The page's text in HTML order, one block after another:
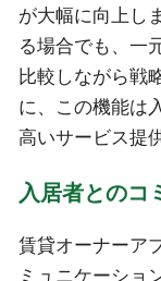
が大幅に向上し
る場合でも、一
比較しながら戦
に、この機能は
高いサービス提
入居者とのコ
賃貸オーナーア
ミュニケーショ